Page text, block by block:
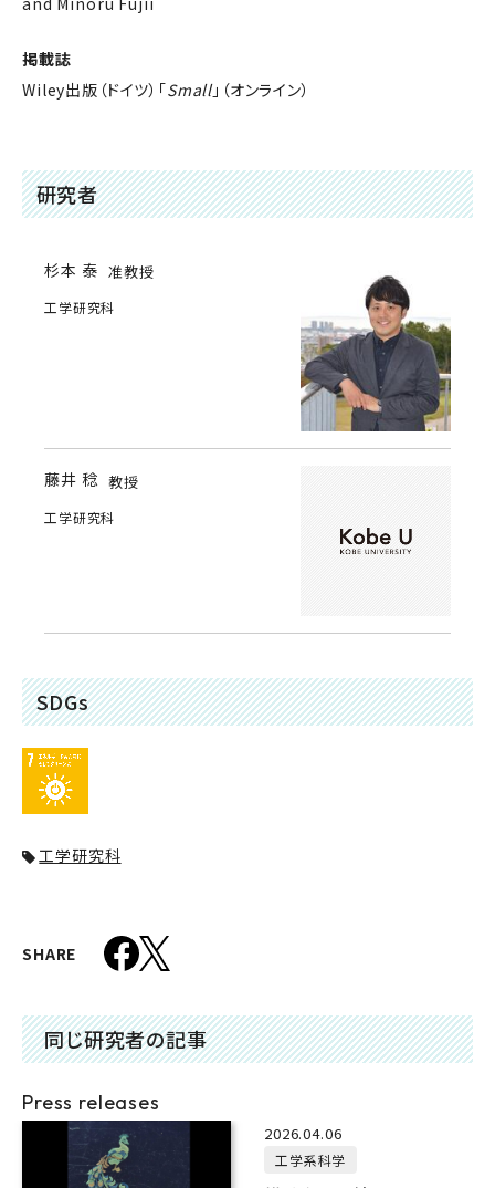
掲載誌
Wiley出版（ドイツ）「Small」（オンライン）
研究者
杉本 泰 准教授
工学研究科
藤井 稔 教授
工学研究科
SDGs
工学研究科
SHARE
同じ研究者の記事
Press releases
2026.04.06
工学系科学